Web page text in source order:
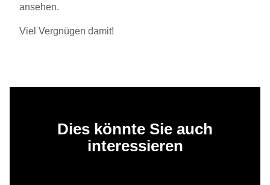
ansehen.
Viel Vergnügen damit!
Dies könnte Sie auch
interessieren